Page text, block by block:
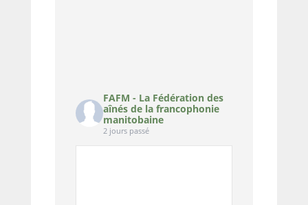
FAFM - La Fédération des
aînés de la francophonie
manitobaine
2 jours passé